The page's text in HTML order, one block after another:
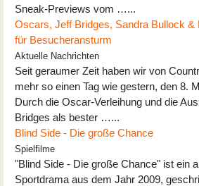
Sneak-Previews vom …...
Oscars, Jeff Bridges, Sandra Bullock &
für Besucheransturm
Aktuelle Nachrichten
Seit geraumer Zeit haben wir von
mehr so einen Tag wie gestern, den 8.
Durch die Oscar-Verleihung und die
Bridges als bester …...
Blind Side - Die große Chance
Spielfilme
"Blind Side - Die große Chance" ist ein
Sportdrama aus dem Jahr 2009,